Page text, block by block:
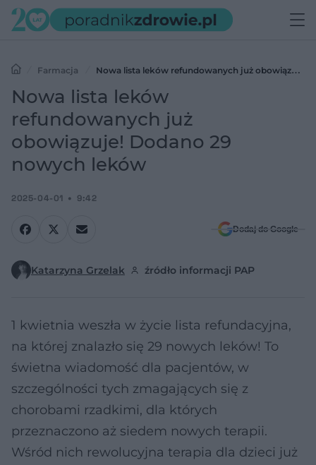
Farmacja
Nowa lista leków refundowanych już obowiązuje!
Dodano 29 nowych leków
Nowa lista leków
refundowanych już
obowiązuje! Dodano 29
nowych leków
2025-04-01 9:42
Dodaj do Google
Katarzyna Grzelak źródło informacji PAP
1 kwietnia weszła w życie lista refundacyjna,
na której znalazło się 29 nowych leków! To
świetna wiadomość dla pacjentów, w
szczególności tych zmagających się z
chorobami rzadkimi, dla których
przeznaczono aż siedem nowych terapii.
Wśród nich rewolucyjna terapia dla dzieci już